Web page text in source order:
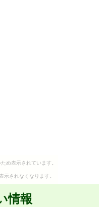
め表示されています。
示されなくなります。
情報